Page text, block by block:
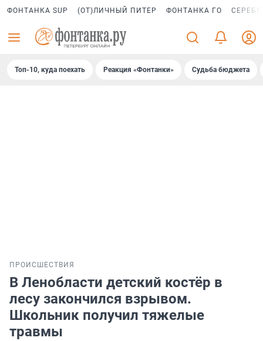
ФОНТАНКА SUP (ОТ)ЛИЧНЫЙ ПИТЕР ФОНТАНКА ГО
Топ-10, куда поехать Реакция «Фонтанки» Судьба бюджета
ПРОИСШЕСТВИЯ
В Ленобласти детский костёр в
лесу закончился взрывом.
Школьник получил тяжелые
травмы